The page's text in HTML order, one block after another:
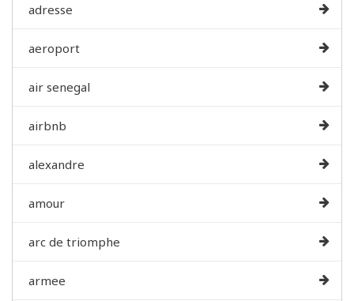
adresse
aeroport
air senegal
airbnb
alexandre
amour
arc de triomphe
armee